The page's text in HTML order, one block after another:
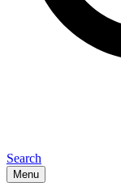
Search
Menu